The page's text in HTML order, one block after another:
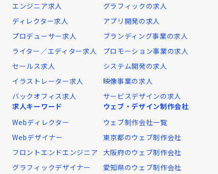
エンジニア求人
ディレクター求人
プロデューサー求人
ライター／エディター求人
セールス求人
イラストレーター求人
バックオフィス求人
グラフィックの求人
アプリ開発の求人
ブランディング事業の求人
プロモーション事業の求人
システム開発の求人
映像事業の求人
サービスデザインの求人
求人キーワード
Webディレクター
Webデザイナー
フロントエンドエンジニア
グラフィックデザイナー
ウェブ・デザイン制作会社
ウェブ制作会社一覧
東京都のウェブ制作会社
大阪府のウェブ制作会社
愛知県のウェブ制作会社